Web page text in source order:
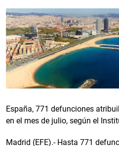
España, 771 defunciones
en el mes de julio, según el
Madrid (EFE).- Hasta 771